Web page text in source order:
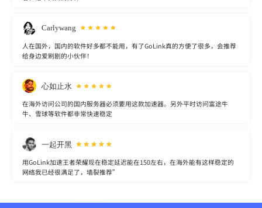
Carlywang
人在国外，国内的软件好多都不能用，有了GoLink真的方便了很多，会推荐
给身边爱刷剧的小伙伴！
心如止水
在海外访问公司的国内服务器必须要用这款加速器。另外平时访问富途牛
牛、雪球等软件都非常快速稳定
一起开黑
用GoLink加速王者荣耀现在稳定延迟能在150左右，在海外能有这样稳定的
网络我已经很满足了，墙裂推荐”